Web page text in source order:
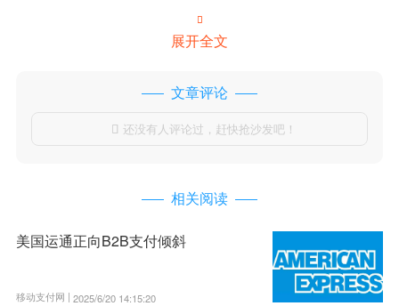

展开全文
文章评论
 还没有人评论过，赶快抢沙发吧！
相关阅读
美国运通正向B2B支付倾斜
移动支付网 | 2025/6/20 14:15:20